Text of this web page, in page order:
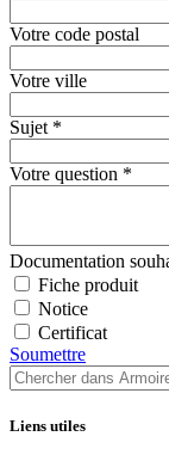
Votre code postal
Votre ville
Sujet *
Votre question *
Documentation
Fiche produit
Notice
Certificat
Soumettre
Liens utiles